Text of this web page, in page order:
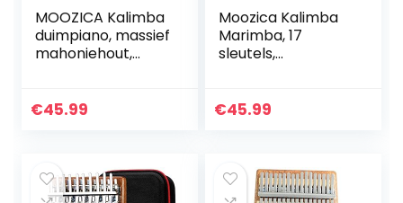
MOOZICA Kalimba
duimpiano, massief
mahoniehout,
met hoogglans
€45.99
Moozica Kalimba
Marimba, 17
sleutels,
vingerduimpiano,
€45.99